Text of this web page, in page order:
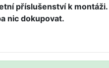
příslušenství k
nic dokupovat.